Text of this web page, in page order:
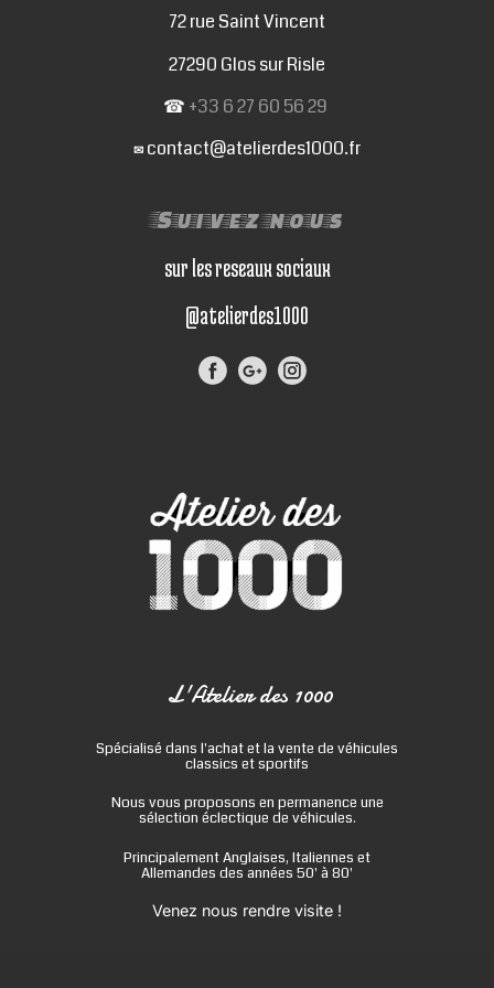
72 rue Saint Vincent
27290 Glos sur Risle
☎ +33 6 27 60 56 29
✉ contact@atelierdes1000.fr
Suivez nous
sur les reseaux sociaux
@atelierdes1000
L'Atelier des 1000
Spécialisé dans l'achat et la vente de véhicules
classics et sportifs
Nous vous proposons en permanence une
sélection éclectique de véhicules.
Principalement Anglaises, Italiennes et
Allemandes des années 50' à 80'
Venez nous rendre visite !